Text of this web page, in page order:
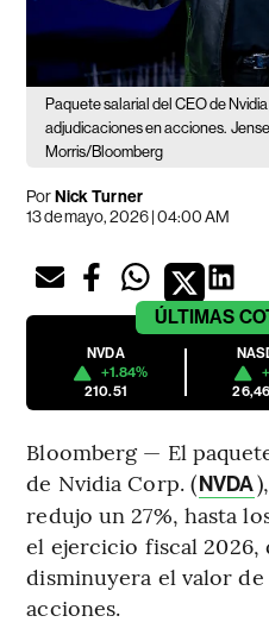
Paquete salarial del CEO de
adjudicaciones en acciones.
Morris/Bloomberg
PorNick Turner
13 de mayo, 2026 | 04:00 AM
ÚLTIMAS
NVDA
+1.84%
210.51
Bloomberg — El
de Nvidia Corp. (NVDA
redujo un 27%, hasta
el ejercicio fiscal 2026,
disminuyera el valor
acciones.